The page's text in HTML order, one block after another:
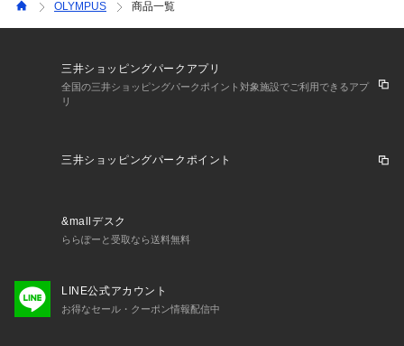
OLYMPUS 商品一覧
三井ショッピングパークアプリ
全国の三井ショッピングパークポイント対象施設でご利用できるアプ
リ
三井ショッピングパークポイント
&mallデスク
ららぽーと受取なら送料無料
LINE公式アカウント
お得なセール・クーポン情報配信中